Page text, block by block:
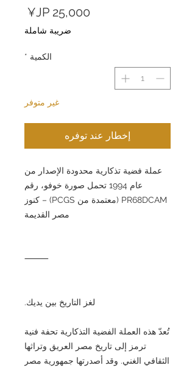
ضريبة شاملة
الكمية *
غير متوفر
إخطار عند توفره
عملة فضية تذكارية محدودة الإصدار من
عام 1994 تحمل صورة خوفو، رقم
PR68DCAM (معتمدة من PCGS) – كنوز
مصر القديمة
⸻
لغز التاريخ بين يديك.
تُعدّ هذه العملة الفضية التذكارية تحفة فنية
ترمز إلى تاريخ مصر العريق وتراثها
الثقافي الغني. وقد أصدرتها جمهورية مصر